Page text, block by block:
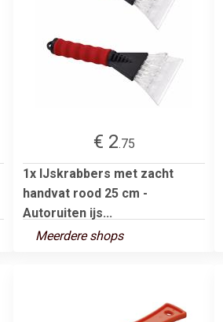
€ 2.75
1x IJskrabbers met zacht
handvat rood 25 cm -
Autoruiten ijs...
Meerdere shops